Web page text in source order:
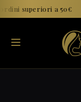
Vai al
contenuto
superiori a 50€